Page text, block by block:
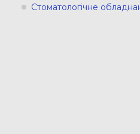
Стоматологічне